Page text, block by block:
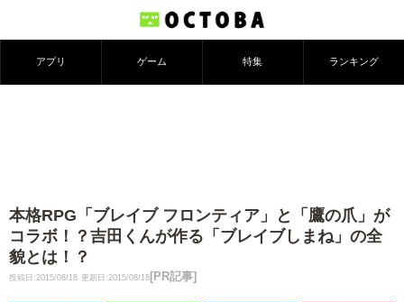
アプリ ゲーム 特集 ランキング
本格RPG「ブレイブ フロンティア」と「鷹の爪」が
コラボ！？吉田くんが作る「ブレイブしまね」の全
貌とは！？
投稿日:2015/08/18 更新日:2015/08/18 [PR記事]